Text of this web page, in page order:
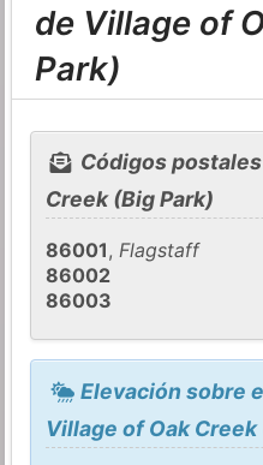
de Village of
Park)
Códigos
Creek (Big Park)
86001,Flagstaff
86002
86003
Elevación sobre
Village of Oak Creek